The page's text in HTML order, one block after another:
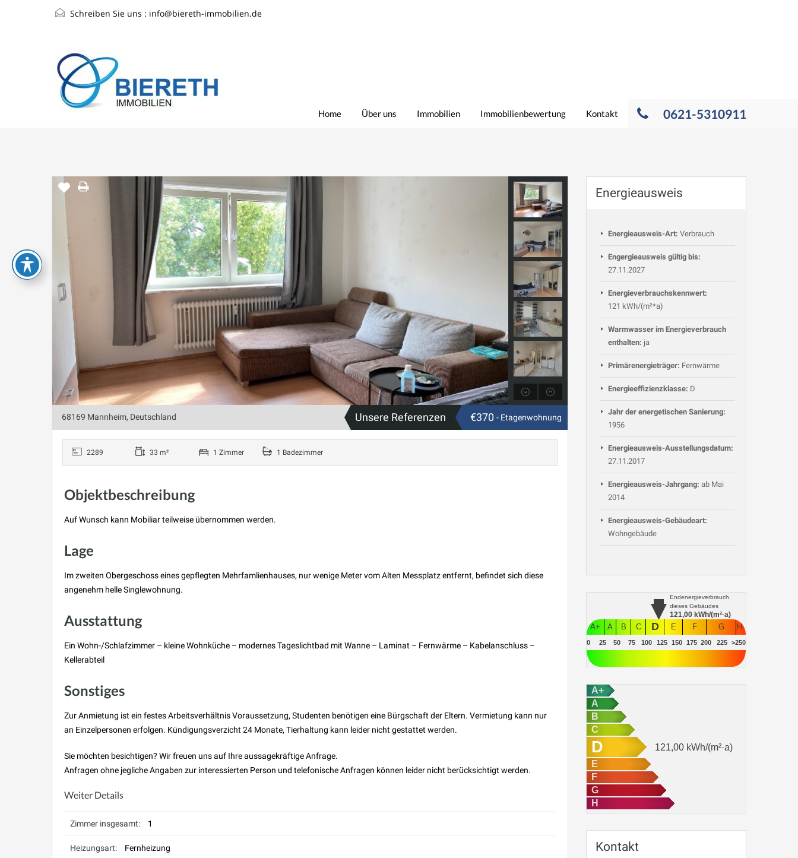
Schreiben Sie uns : info@biereth-immobilien.de
0621-5310911
Home Über uns Immobilien Immobilienbewertung Kontakt
68169 Mannheim, Deutschland Unsere Referenzen €370 - Etagenwohnung
2289 33 m² 1 Zimmer 1 Badezimmer
Objektbeschreibung
Auf Wunsch kann Mobiliar teilweise übernommen werden.
Lage
Im zweiten Obergeschoss eines gepflegten Mehrfamlienhauses, nur wenige Meter vom Alten Messplatz entfernt, befindet sich diese
angenehm helle Singlewohnung.
Ausstattung
Ein Wohn-/Schlafzimmer – kleine Wohnküche – modernes Tageslichtbad mit Wanne – Laminat – Fernwärme – Kabelanschluss –
Kellerabteil
Sonstiges
Zur Anmietung ist ein festes Arbeitsverhältnis Voraussetzung, Studenten benötigen eine Bürgschaft der Eltern. Vermietung kann nur
an Einzelpersonen erfolgen. Kündigungsverzicht 24 Monate, Tierhaltung kann leider nicht gestattet werden.
Sie möchten besichtigen? Wir freuen uns auf Ihre aussagekräftige Anfrage.
Anfragen ohne jegliche Angaben zur interessierten Person und telefonische Anfragen können leider nicht berücksichtigt werden.
Weiter Details
Zimmer insgesamt: 1
Heizungsart: Fernheizung
Energieausweis
Energieausweis-Art: Verbrauch
Engergieausweis gültig bis:
27.11.2027
Energieverbrauchskennwert:
121 kWh/(m²*a)
Warmwasser im Energieverbrauch
enthalten: ja
Primärenergieträger: Fernwärme
Energieeffizienzklasse: D
Jahr der energetischen Sanierung:
1956
Energieausweis-Ausstellungsdatum:
27.11.2017
Energieausweis-Jahrgang: ab Mai
2014
Energieausweis-Gebäudeart:
Wohngebäude
Endenergieverbrauch
dieses Gebäudes
121,00 kWh/(m²·a)
A+
A B C D E F G H
0 25 50 75 100 125 150 175 200 225 >250
A+
A
B
C
D 121,00 kWh/(m²·a)
E
F
G
H
Kontakt